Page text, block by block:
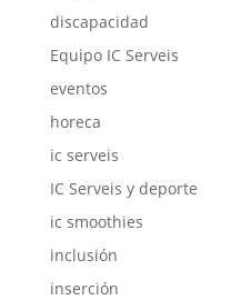
discapacidad
Equipo IC Serveis
eventos
horeca
ic serveis
IC Serveis y deporte
ic smoothies
inclusión
inserción